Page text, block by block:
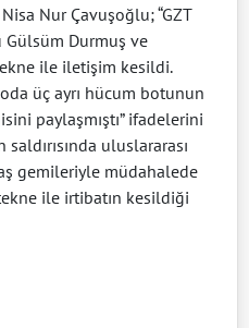
Nur Çavuşoğlu; “GZT
Gülsüm Durmuş ve
ile iletişim kesildi.
üç ayrı hücum botunun
paylaşmıştı” ifadelerini
uluslararası
gemileriyle müdahalede
ile irtibatın kesildiği